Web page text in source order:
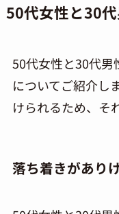
50代女性と30
50代女性と30代男
についてご紹介し
けられるため、そ
落ち着きがあり